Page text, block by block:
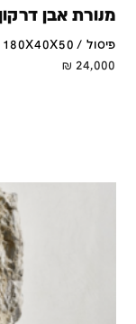
מנורת אבן
פיסול / 180X40X50 ס''מ
24,000
₪